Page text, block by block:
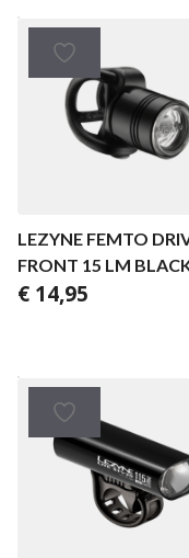
LEZYNE FEMTO
FRONT 15 LM
€ 14,95